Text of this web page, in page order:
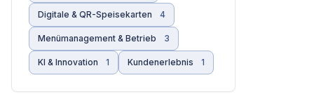
Digitale & QR-Speisekarten 4
Menümanagement & Betrieb 3
KI & Innovation 1 Kundenerlebnis 1